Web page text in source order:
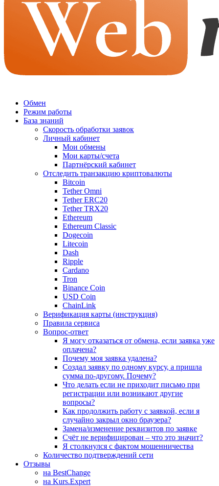
Обмен
Режим работы
База знаний
Скорость обработки заявок
Личный кабинет
Мои обмены
Мои карты/счета
Партнёрский кабинет
Отследить транзакцию криптовалюты
Bitcoin
Tether Omni
Tether ERC20
Tether TRX20
Ethereum
Ethereum Classic
Dogecoin
Litecoin
Dash
Ripple
Cardano
Tron
Binance Coin
USD Coin
ChainLink
Верификация карты (инструкция)
Правила сервиса
Вопрос-ответ
Я могу отказаться от обмена, если заявка уже
оплачена?
Почему моя заявка удалена?
Создал заявку по одному курсу, а пришла
сумма по-другому. Почему?
Что делать если не приходит письмо при
регистрации или возникают другие
вопросы?
Как продолжить работу с заявкой, если я
случайно закрыл окно браузера?
Замена/изменение реквизитов по заявке
Счёт не верифицирован – что это значит?
Я столкнулся с фактом мошенничества
Количество подтверждений сети
Отзывы
на BestChange
на Kurs.Expert